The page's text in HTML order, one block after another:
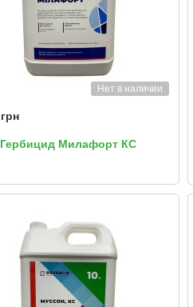
Нет в наличии
грн
Гербицид Милафорт КС